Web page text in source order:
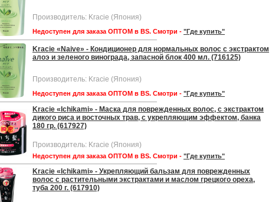
Производитель: Kracie (Япония)
Недоступен для заказа ОПТОМ в BS. Смотри - "Где купить"
Kracie «Naive» - Кондиционер для нормальных волос с экстрактом
алоэ и зеленого винограда, запасной блок 400 мл. (716125)
Производитель: Kracie (Япония)
Недоступен для заказа ОПТОМ в BS. Смотри - "Где купить"
Kracie «Ichikami» - Маска для поврежденных волос, с экстрактом
дикого риса и восточных трав, с укрепляющим эффектом, банка
180 гр. (617927)
Производитель: Kracie (Япония)
Недоступен для заказа ОПТОМ в BS. Смотри - "Где купить"
Kracie «Ichikami» - Укрепляющий бальзам для поврежденных
волос с растительными экстрактами и маслом грецкого ореха,
туба 200 г. (617910)